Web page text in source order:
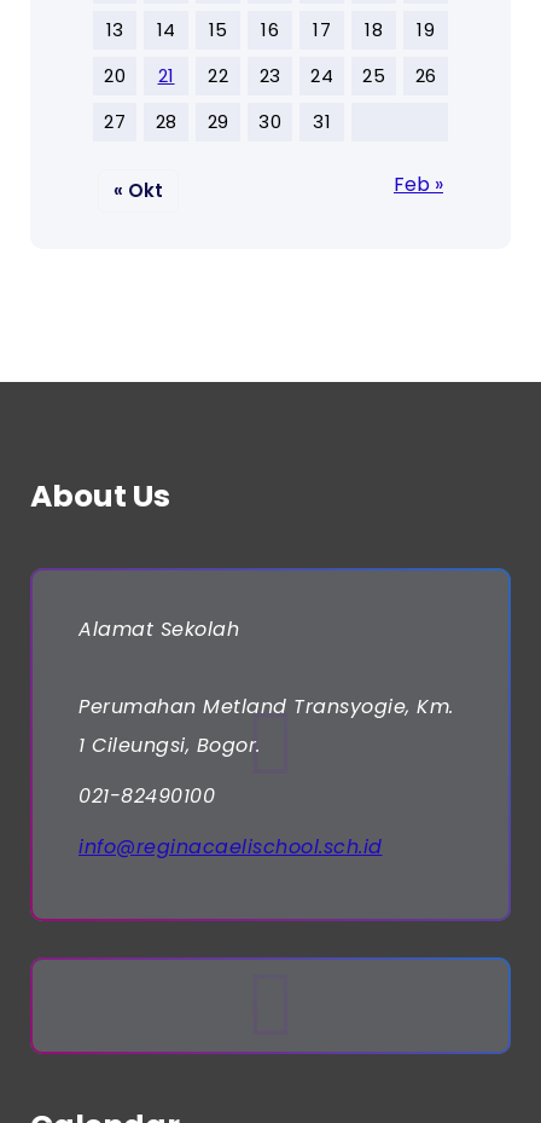
13
14 15 16 17 18
19
20
21 22 23 24 25
26
27
28 29 30 31
« Okt Feb »
About Us
Alamat Sekolah
Perumahan Metland Transyogie, Km.
1 Cileungsi, Bogor.
021-82490100
info@reginacaelischool.sch.id